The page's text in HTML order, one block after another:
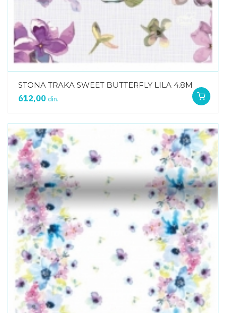
STONA TRAKA SWEET BUTTERFLY LILA 4.8M
612,00 din.